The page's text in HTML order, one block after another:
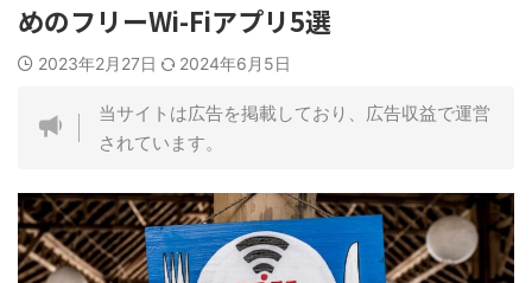
めのフリーWi-Fiアプリ5選
2023年2月27日 2024年6月5日
当サイトは広告を掲載しており、広告収益で運営
されています。